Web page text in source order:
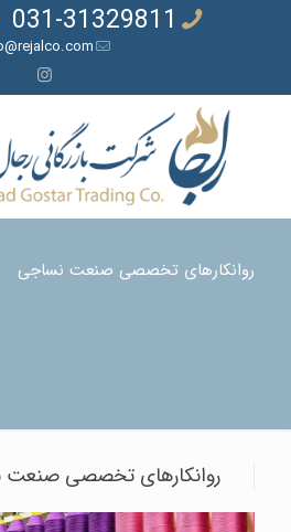
031-31329811
روانکارهای تخصصی صنعت نساجی
روانکارهای تخصصی